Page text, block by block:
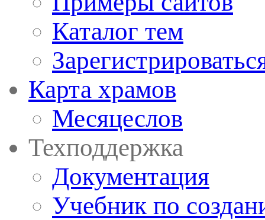
Каталог тем
Карта храмов
Месяцеслов
Техподдержка
Документация
Учебник по